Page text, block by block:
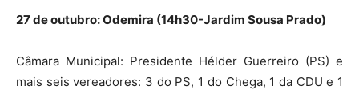
27 de outubro: Odemira (14h30-Jardim Sousa Prado)
Câmara Municipal: Presidente Hélder Guerreiro (PS) e
mais seis vereadores: 3 do PS, 1 do Chega, 1 da CDU e 1